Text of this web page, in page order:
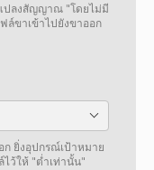
ปลงสัญญาณ "โดยไม่มี
ล์ขาเข้าไปยังขาออก
ก ยิ่งอุปกรณ์เป้าหมาย
ว้ให้ "ต่ำเท่านั้น"